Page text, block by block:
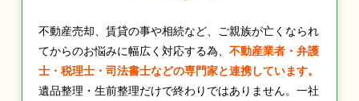
不動産売却、賃貸の事や相続など、ご親族が亡くなられ
てからのお悩みに幅広く対応する為、 不動産業者・弁護
士・税理士・司法書士などの専門家と連携しています。
遺品整理・生前整理だけで終わりではありません。一社